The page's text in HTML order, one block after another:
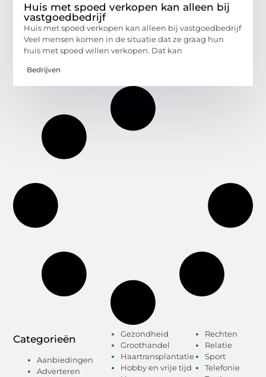
Huis met spoed verkopen kan alleen bij
vastgoedbedrijf
Huis met spoed verkopen kan alleen bij vastgoedbedrijf
Veel mensen komen in de situatie dat ze graag hun
huis met spoed willen verkopen. Dat kan
Bedrijven
Categorieën
Aanbiedingen
Adverteren
Gezondheid
Groothandel
Haartransplantatie
Hobby en vrije tijd
Rechten
Relatie
Sport
Telefonie